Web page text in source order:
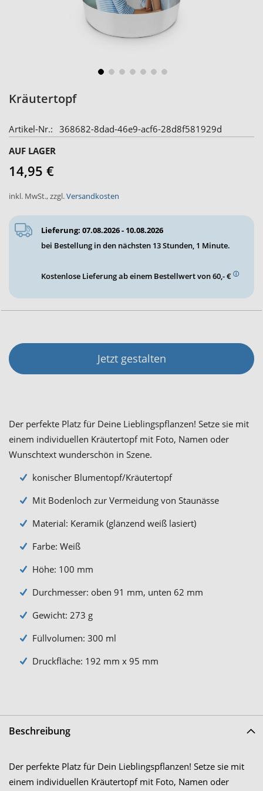
Kräutertopf
Artikel-Nr.
368682-8dad-46e9-acf6-28d8f581929d
AUF LAGER
14,95 €
inkl. MwSt.,zzgl.Versandkosten
Lieferung: 07.08.2026 - 10.08.2026
bei Bestellung in den nächsten 13 Stunden, 1 Minute.
Kostenlose Lieferung ab einem Bestellwert von 60,- € ⓘ
Jetzt gestalten
Der perfekte Platz für Deine Lieblingspflanzen! Setze sie mit
einem individuellen Kräutertopf mit Foto, Namen oder
Wunschtext wunderschön in Szene.
konischer Blumentopf/Kräutertopf
Mit Bodenloch zur Vermeidung von Staunässe
Material: Keramik (glänzend weiß lasiert)
Farbe: Weiß
Höhe: 100 mm
Durchmesser: oben 91 mm, unten 62 mm
Gewicht: 273 g
Füllvolumen: 300 ml
Druckfläche: 192 mm x 95 mm
Anfang
Bildergalerie
springen
Beschreibung
Der perfekte Platz für Dein Lieblingspflanzen! Setze sie mit
einem individuellen Kräutertopf mit Foto, Namen oder